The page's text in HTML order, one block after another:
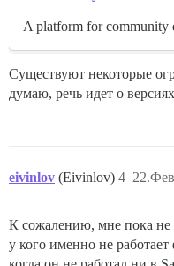
A platform for community
Существуют некоторые
думаю, речь идет о
eivinlov (Eivinlov) 4
К сожалению, мне пока не
у кого именно не